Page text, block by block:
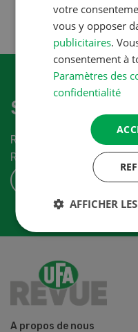
S'abonner à
Recevez les dernières
Revue-UFA.
S'ABONNER
A propos de nous
votre
vous y opposer
publicitaires.
consentement à
Paramètres des
confidentialité
AFFICHER